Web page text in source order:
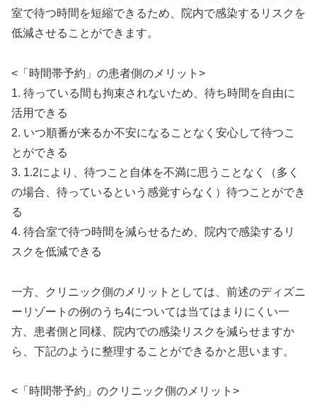
室で待つ時間を短縮できるため、院内で感染するリスクを
低減させることができます。
<「時間帯予約」の患者側のメリット>
1. 待っている間も拘束されないため、待ち時間を自由に
活用できる
2. いつ順番が来るか不安になることなく安心して待つこ
とができる
3. 1.2により、待つこと自体を不満に思うことなく（多く
の場合、待っているという感覚すらなく）待つことができ
る
4. 待合室で待つ時間を減らせるため、院内で感染するリ
スクを低減できる
一方、クリニック側のメリットとしては、前述のディズニ
ーリゾートの例のうち4については当てはまりにくい一
方、患者側と同様、院内での感染リスクを減らせますか
ら、下記のように整理することができるかと思います。
<「時間帯予約」のクリニック側のメリット>